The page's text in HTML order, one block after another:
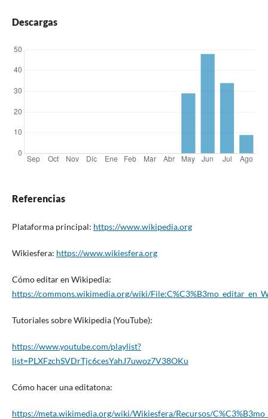
Descargas
Referencias
Plataforma principal: https://www.wikipedia.org
Wikiesfera: https://www.wikiesfera.org
Cómo editar en Wikipedia:
https://commons.wikimedia.org/wiki/
Tutoriales sobre Wikipedia (YouTube):
https://www.youtube.com/playlist?
list=PLXFzchSVDrTjc6cesYahJ7uwoz7V38OKu
Cómo hacer una editatona:
https://meta.wikimedia.org/wiki/Wikiesfera/Recursos/